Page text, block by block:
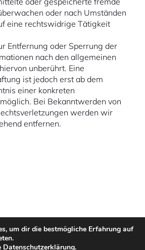
oder nach Umständen
eine rechtswidrige Tätigkeit
Entfernung oder Sperrung der
nach den allgemeinen
unberührt. Eine
ist jedoch erst ab dem
einer konkreten
Bei Bekanntwerden von
werden wir
entfernen.
Created for free using WordPress and
um dir die bestmögliche Erfahrung auf
Datenschutzerklärung.